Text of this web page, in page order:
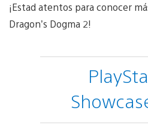
¡Estad atentos para conocer
Dragon’s Dogma 2!